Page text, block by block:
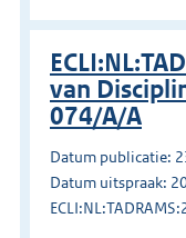
van
074/A/A
Datum publicatie:
Datum uitspraak: